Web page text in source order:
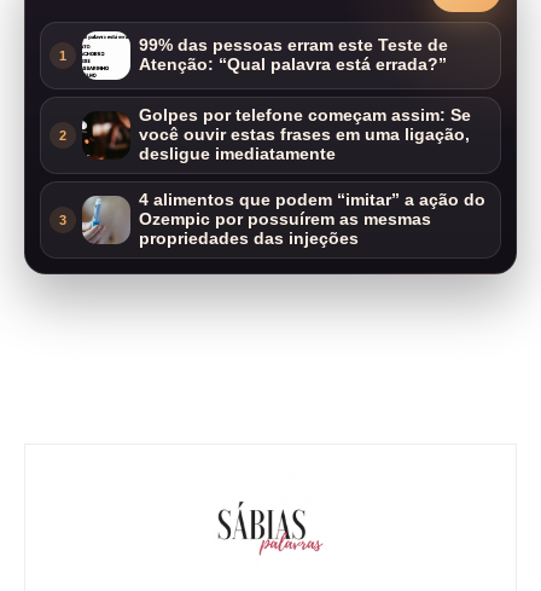
1
99% das pessoas erram este Teste de
Atenção: “Qual palavra está errada?”
2
Golpes por telefone começam assim: Se
você ouvir estas frases em uma ligação,
desligue imediatamente
3
4 alimentos que podem “imitar” a ação do
Ozempic por possuírem as mesmas
propriedades das injeções